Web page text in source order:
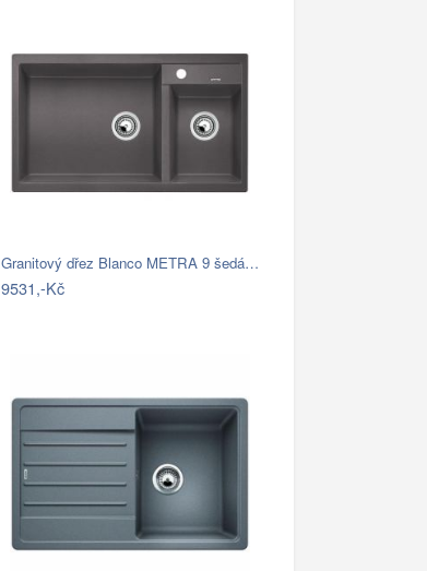
Granitový dřez Blanco METRA 9 šedá…
9531,-Kč